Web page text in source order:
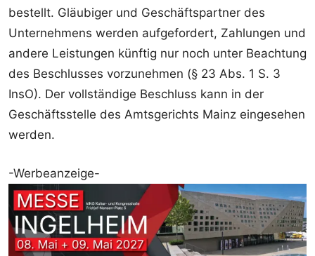
bestellt. Gläubiger und Geschäftspartner des
Unternehmens werden aufgefordert, Zahlungen und
andere Leistungen künftig nur noch unter Beachtung
des Beschlusses vorzunehmen (§ 23 Abs. 1 S. 3
InsO). Der vollständige Beschluss kann in der
Geschäftsstelle des Amtsgerichts Mainz eingesehen
werden.
-Werbeanzeige-